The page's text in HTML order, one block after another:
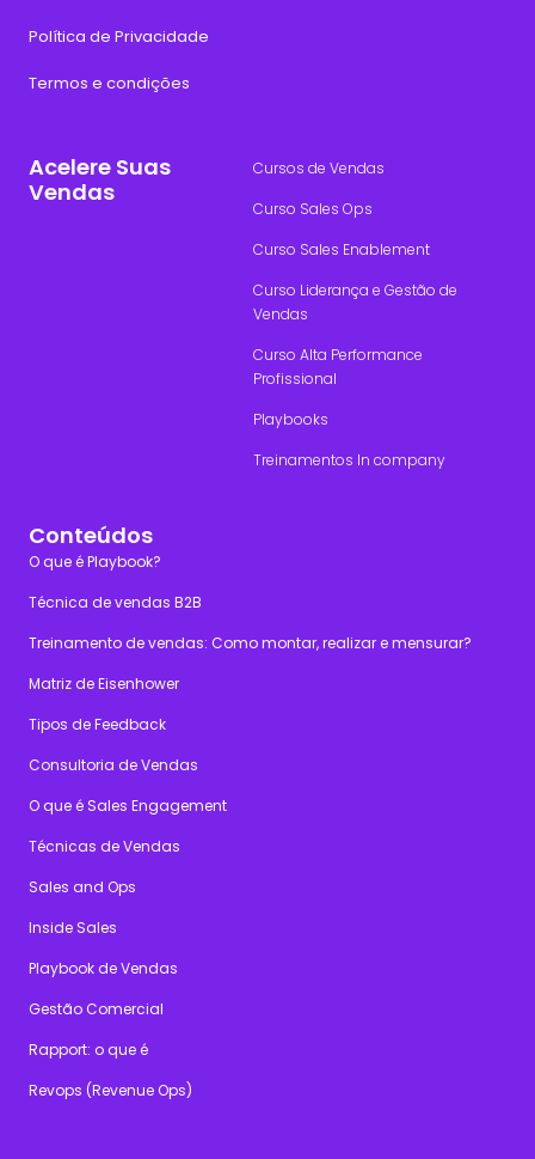
Política de Privacidade
Termos e condições
Acelere Suas
Vendas
Cursos de Vendas
Curso Sales Ops
Curso Sales Enablement
Curso Liderança e Gestão de
Vendas
Curso Alta Performance
Profissional
Playbooks
Treinamentos In company
Conteúdos
O que é Playbook?
Técnica de vendas B2B
Treinamento de vendas: Como montar, realizar e mensurar?
Matriz de Eisenhower
Tipos de Feedback
Consultoria de Vendas
O que é Sales Engagement
Técnicas de Vendas
Sales and Ops
Inside Sales
Playbook de Vendas
Gestão Comercial
Rapport: o que é
Revops (Revenue Ops)